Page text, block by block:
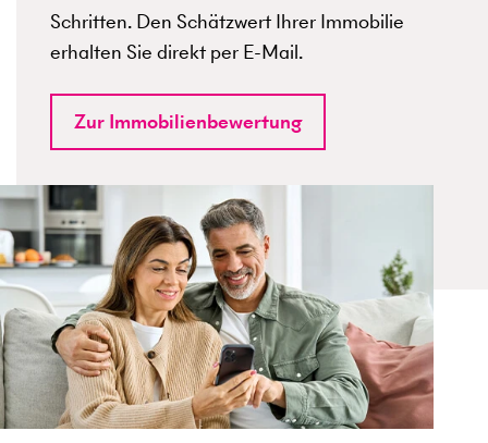
Schritten. Den Schätzwert Ihrer Immobilie
erhalten Sie direkt per E-Mail.
Zur Immobilienbewertung